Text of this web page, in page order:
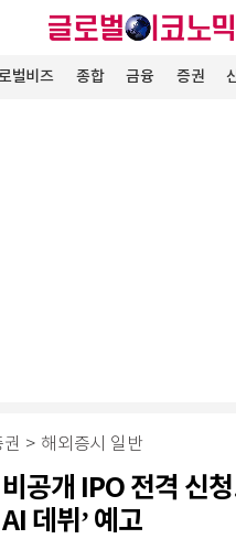
벌비즈 종합 금융 증권
권 > 해외증시 일반
공개 IPO 전격 신
데뷔’ 예고